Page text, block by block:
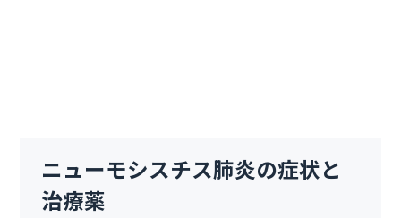
ニューモシスチス肺炎の症状と
治療薬